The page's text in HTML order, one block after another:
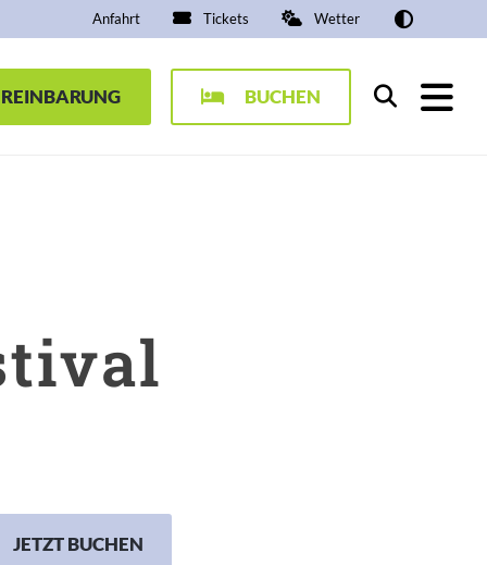
Anfahrt Tickets Wetter
BUCHEN Suchen
JETZT BUCHEN